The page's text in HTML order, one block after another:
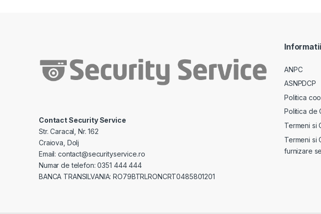
Contact Security Service
Str. Caracal, Nr. 162
Craiova, Dolj
Email: contact@securityservice.ro
Numar de telefon: 0351 444 444
BANCA TRANSILVANIA: RO79BTRLRONCRT0485801201
Informatii
ANPC
ASNPDCP
Politica
Politica de
Termeni si
Termeni si
furnizare